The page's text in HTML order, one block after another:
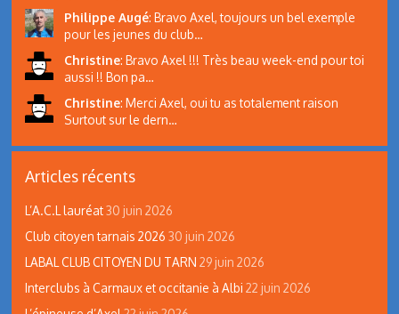
Philippe Augé: Bravo Axel, toujours un bel exemple
pour les jeunes du club…
Christine: Bravo Axel !!! Très beau week-end pour toi
aussi !! Bon pa…
Christine: Merci Axel, oui tu as totalement raison
Surtout sur le dern…
Articles récents
L’A.C.L lauréat 30 juin 2026
Club citoyen tarnais 2026 30 juin 2026
LABAL CLUB CITOYEN DU TARN 29 juin 2026
Interclubs à Carmaux et occitanie à Albi 22 juin 2026